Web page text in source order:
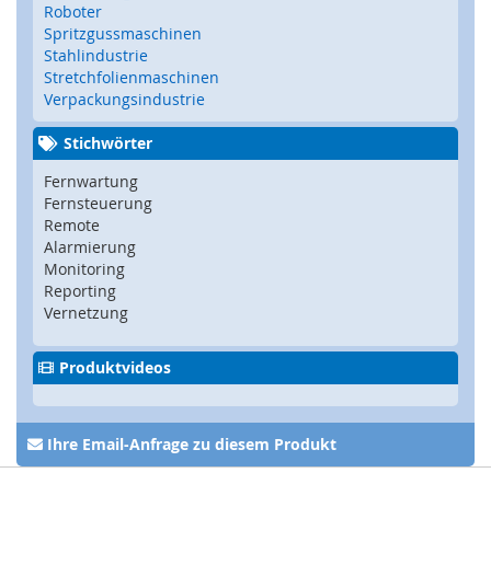
g
,
V
e
r
r
i
e
g
e
l
u
n
g
,
F
I
D
)
S
Roboter
Spritzgussmaschinen
Stahlindustrie
Stretchfolienmaschinen
Verpackungsindustrie
Stichwörter
Fernwartung
Fernsteuerung
Remote
Alarmierung
Monitoring
Reporting
Vernetzung
Produktvideos
Ihre Email-Anfrage zu diesem Produkt